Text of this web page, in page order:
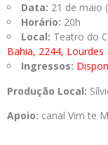
Data: 21 de maio
Horário: 20h
Local: Teatro do
Bahia, 2244, Lourdes
Ingressos:
Produção Local:
Apoio: canal Vim te